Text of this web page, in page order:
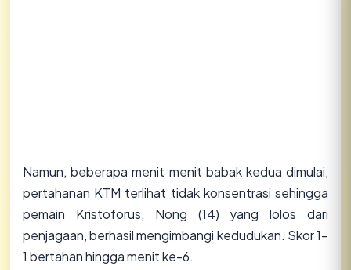
Namun, beberapa menit menit babak kedua dimulai,
pertahanan KTM terlihat tidak konsentrasi sehingga
pemain Kristoforus, Nong (14) yang lolos dari
penjagaan, berhasil mengimbangi kedudukan. Skor 1-
1 bertahan hingga menit ke-6.